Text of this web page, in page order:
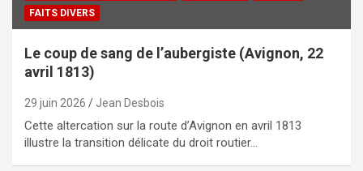
FAITS DIVERS
Le coup de sang de l’aubergiste (Avignon, 22
avril 1813)
29 juin 2026 Jean Desbois
Cette altercation sur la route d’Avignon en avril 1813
illustre la transition délicate du droit routier…